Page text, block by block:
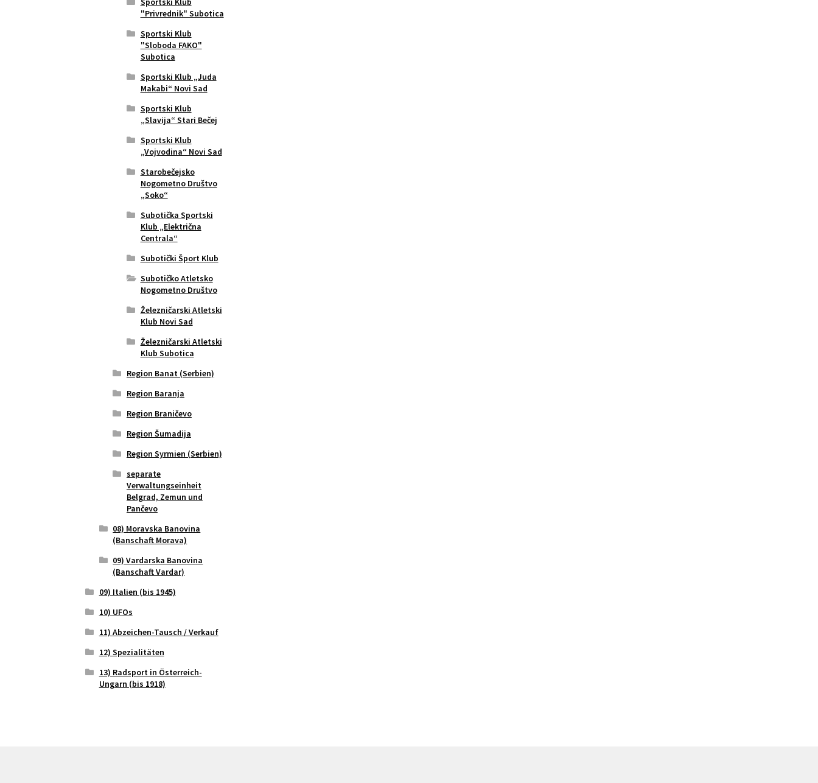
"Privrednik" Subotica
Sportski Klub
"Sloboda FAKO"
Subotica
Sportski Klub „Juda
Makabi“ Novi Sad
Sportski Klub
„Slavija“ Stari Bečej
Sportski Klub
„Vojvodina“ Novi Sad
Starobečejsko
Nogometno Društvo
„Soko“
Subotička Sportski
Klub „Električna
Centrala“
Subotički Šport Klub
Subotičko Atletsko
Nogometno Društvo
Železničarski Atletski
Klub Novi Sad
Železničarski Atletski
Klub Subotica
Region Banat (Serbien)
Region Baranja
Region Braničevo
Region Šumadija
Region Syrmien (Serbien)
separate
Verwaltungseinheit
Belgrad, Zemun und
Pančevo
08) Moravska Banovina
(Banschaft Morava)
09) Vardarska Banovina
(Banschaft Vardar)
09) Italien (bis 1945)
10) UFOs
11) Abzeichen-Tausch / Verkauf
12) Spezialitäten
13) Radsport in Österreich-
Ungarn (bis 1918)